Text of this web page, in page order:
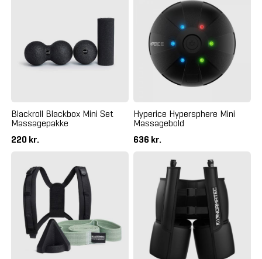
Blackroll Blackbox Mini Set
Massagepakke
220 kr.
Hyperice Hypersphere Mini
Massagebold
636 kr.